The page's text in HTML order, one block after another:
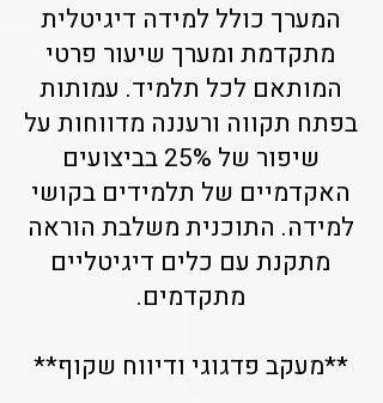
המערך כולל למידה דיגיטלית
מתקדמת ומערך שיעור פרטי
המותאם לכל תלמיד. עמותות
בפתח תקווה ורעננה מדווחות על
שיפור של 25% בביצועים
האקדמיים של תלמידים בקושי
למידה. התוכנית משלבת הוראה
מתקנת עם כלים דיגיטליים
מתקדמים.
**מעקב פדגוגי ודיווח שקוף**